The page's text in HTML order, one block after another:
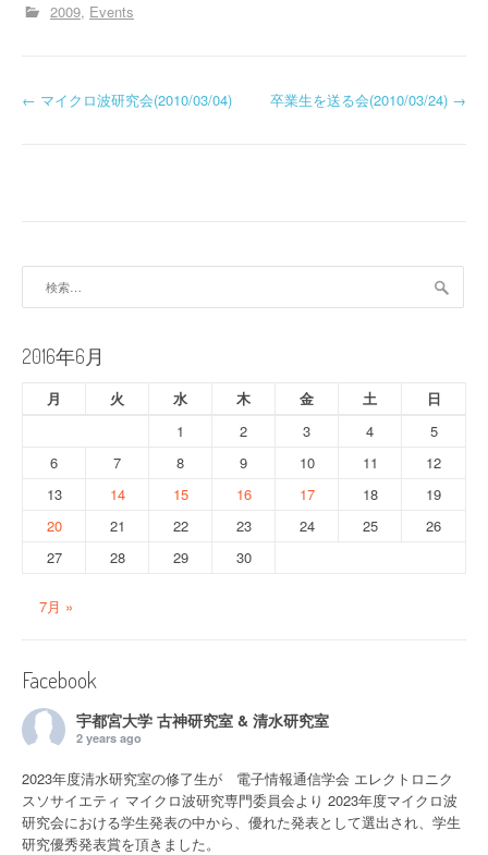
2009 Events
投
ゲ
ー
シ
ョ
← マイクロ波研究会(2010/03/04) 卒業生を送る会(2010/03/24) →
2016年6月
月 火 水 木 金 土
日
1
2 3 4
5
6
7 8 9 10 11
12
13
14 15 16 17 18
19
20
21 22 23 24 25
26
27
28 29 30
7月 »
Facebook
宇都宮大学 古神研究室 & 清水研究室
2 years ago
2023年度清水研究室の修了生が 電子情報通信学会 エレクトロニク
スソサイエティ マイクロ波研究専門委員会より 2023年度マイクロ波
研究会における学生発表の中から、優れた発表として選出され、学生
研究優秀発表賞を頂きました。